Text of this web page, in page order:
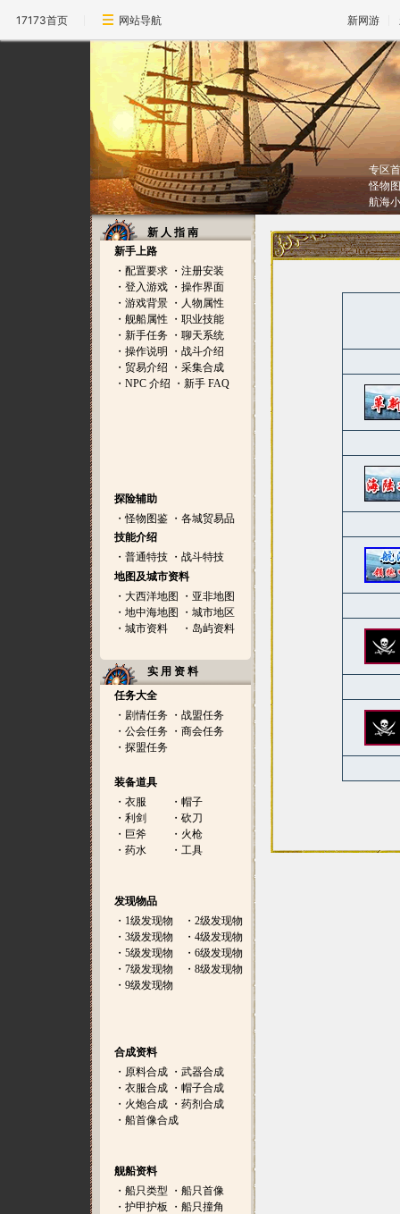
17173首页 网站导航 新网游
专区
怪物
航海
新 人 指 南
新手上路
・ 配置要求 ・ 注册安装
・ 登入游戏 ・ 操作界面
・ 游戏背景 ・ 人物属性
・ 舰船属性 ・ 职业技能
・ 新手任务 ・ 聊天系统
・ 操作说明 ・ 战斗介绍
・ 贸易介绍 ・ 采集合成
・ NPC 介绍 ・ 新手 FAQ
探险辅助
・怪物图鉴 ・ 各城贸易品
技能介绍
・ 普通特技 ・ 战斗特技
地图及城市资料
・ 大西洋地图 ・ 亚非地图
・ 地中海地图 ・ 城市地区
・ 城市资料 ・ 岛屿资料
实 用 资 料
任务大全
・ 剧情任务 ・ 战盟任务
・ 公会任务 ・ 商会任务
・ 探盟任务
装备道具
・ 衣服 ・ 帽子
・ 利剑 ・ 砍刀
・ 巨斧 ・ 火枪
・ 药水 ・ 工具
发现物品
・ 1级发现物 ・ 2级发现物
・ 3级发现物 ・ 4级发现物
・ 5级发现物 ・ 6级发现物
・ 7级发现物 ・ 8级发现物
・ 9级发现物
合成资料
・ 原料合成 ・ 武器合成
・ 衣服合成 ・ 帽子合成
・ 火炮合成 ・ 药剂合成
・ 船首像合成
舰船资料
・ 船只类型 ・ 船只首像
・ 护甲护板 ・ 船只撞角